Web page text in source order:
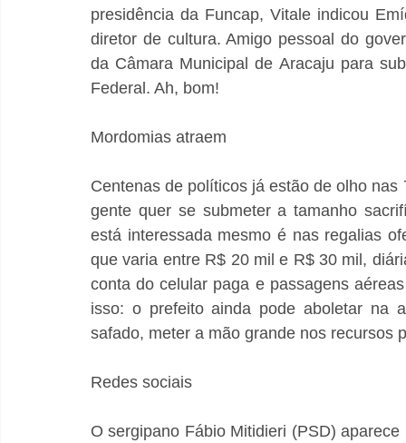
presidência da Funcap, Vitale indicou
diretor de cultura. Amigo pessoal do
da Câmara Municipal de Aracaju para
Federal. Ah, bom!
Mordomias atraem
Centenas de políticos já estão de olho
gente quer se submeter a tamanho
está interessada mesmo é nas regalias
que varia entre R$ 20 mil e R$ 30 mil,
conta do celular paga e passagens
isso: o prefeito ainda pode aboletar na
safado, meter a mão grande nos recursos
Redes sociais
O sergipano Fábio Mitidieri (PSD)